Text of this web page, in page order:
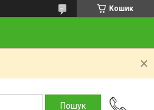
Кошик